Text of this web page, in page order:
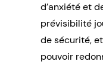
d’anxiété et
prévisibilité
de sécurité,
pouvoir